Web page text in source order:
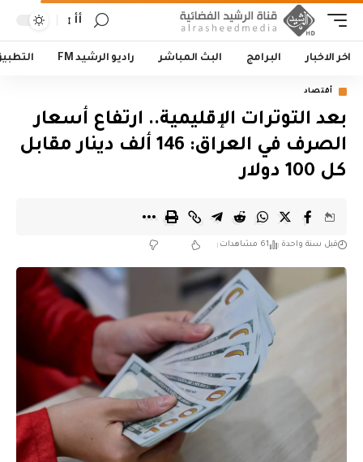
أأ
اخر الاخبار البرامج البث المباشر راديو الرشيد FM
أقتصاد
بعد التوترات الإقليمية.. ارتفاع أسعار
الصرف في العراق: 146 ألف دينار مقابل
كل 100 دولار
قبل سنة واحدة 61 مشاهدات